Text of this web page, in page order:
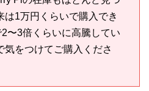
1万円くらいで購入でき
〜3倍くらいに高騰してい
気をつけてご購入くださ